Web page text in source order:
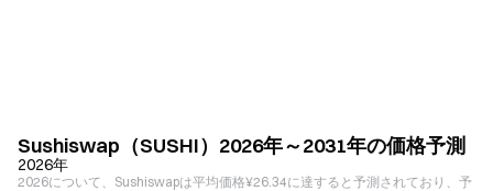
Sushiswap（SUSHI）2026年～2031年の価格予測
2026年
2026について、Sushiswapは平均価格¥26.34に達すると予測されており、予